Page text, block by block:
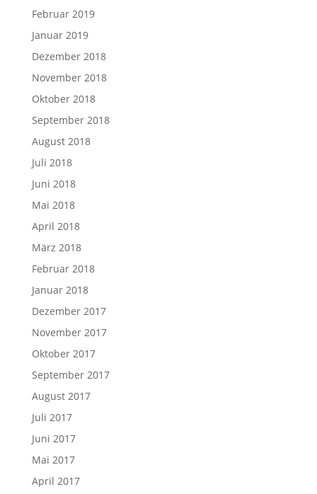
Februar 2019
Januar 2019
Dezember 2018
November 2018
Oktober 2018
September 2018
August 2018
Juli 2018
Juni 2018
Mai 2018
April 2018
März 2018
Februar 2018
Januar 2018
Dezember 2017
November 2017
Oktober 2017
September 2017
August 2017
Juli 2017
Juni 2017
Mai 2017
April 2017